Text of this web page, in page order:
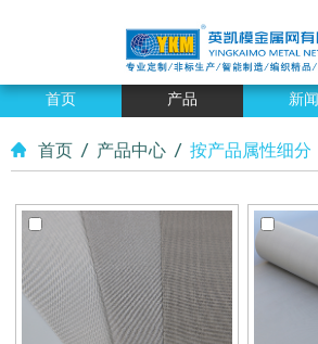
首页 产品 新闻
首页 / 产品中心 / 按产品属性细分